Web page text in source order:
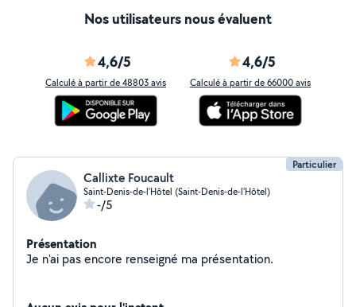
Nos utilisateurs nous évaluent
4,6/5
Calculé à partir de 48803 avis
4,6/5
Calculé à partir de 66000 avis
Particulier
Callixte Foucault
Saint-Denis-de-l'Hôtel (Saint-Denis-de-l'Hôtel)
-/5
Présentation
Je n'ai pas encore renseigné ma présentation.